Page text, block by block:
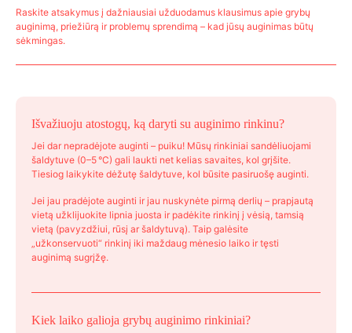
Raskite atsakymus į dažniausiai užduodamus klausimus apie grybų
auginimą, priežiūrą ir problemų sprendimą – kad jūsų auginimas būtų
sėkmingas.
Išvažiuoju atostogų, ką daryti su auginimo rinkinu?
Jei dar nepradėjote auginti – puiku! Mūsų rinkiniai sandėliuojami
šaldytuve (0–5 °C) gali laukti net kelias savaites, kol grįšite.
Tiesiog laikykite dėžutę šaldytuve, kol būsite pasiruošę auginti.
Jei jau pradėjote auginti ir jau nuskynėte pirmą derlių – prapjautą
vietą užklijuokite lipnia juosta ir padėkite rinkinį į vėsią, tamsią
vietą (pavyzdžiui, rūsį ar šaldytuvą). Taip galėsite
„užkonservuoti“ rinkinį iki maždaug mėnesio laiko ir tęsti
auginimą sugrįžę.
Kiek laiko galioja grybų auginimo rinkiniai?